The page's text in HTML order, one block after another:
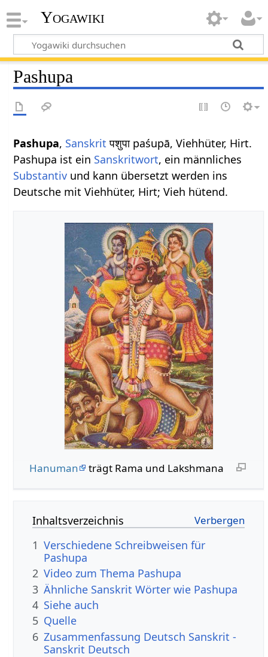
Yogawiki
Pashupa
Pashupa, Sanskrit पशुपा paśupā, Viehhüter, Hirt.
Pashupa ist ein Sanskritwort, ein männliches
Substantiv und kann übersetzt werden ins
Deutsche mit Viehhüter, Hirt; Vieh hütend.
Hanuman trägt Rama und Lakshmana
Inhaltsverzeichnis
1 Verschiedene Schreibweisen für
Pashupa
2 Video zum Thema Pashupa
3 Ähnliche Sanskrit Wörter wie Pashupa
4 Siehe auch
5 Quelle
6 Zusammenfassung Deutsch Sanskrit -
Sanskrit Deutsch